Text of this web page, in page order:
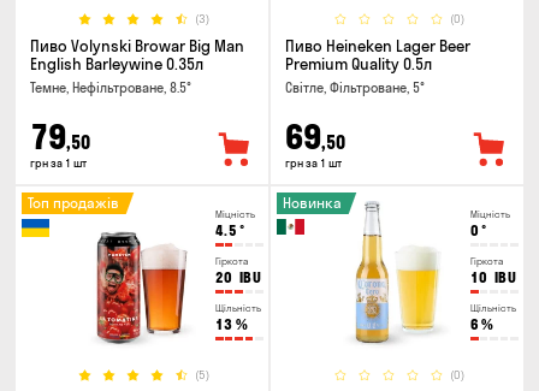
(3)
Пиво Volynski Browar Big Man
English Barleywine 0.35л
Темне, Нефільтроване, 8.5°
79,50
грн за 1 шт
(0)
Пиво Heineken Lager Beer
Premium Quality 0.5л
Світле, Фільтроване, 5°
69,50
грн за 1 шт
Міцність
4.5 °
Гіркота
20 IBU
Щільність
13 %
(5)
Топ продажів
Міцність
0 °
Гіркота
10 IBU
Щільність
6 %
(0)
Новинка